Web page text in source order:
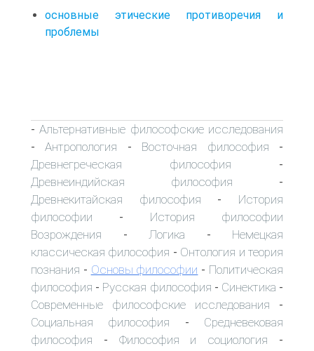
основные этические противоречия и
проблемы
-Альтернативные философские исследования
-Антропология - Восточная философия -
Древнегреческая философия -
Древнеиндийская философия -
Древнекитайская философия - История
философии - История философии
Возрождения - Логика - Немецкая
классическая философия - Онтология и теория
познания - Основы философии - Политическая
философия - Русская философия - Синектика -
Современные философские исследования -
Социальная философия - Средневековая
философия - Философия и социология -